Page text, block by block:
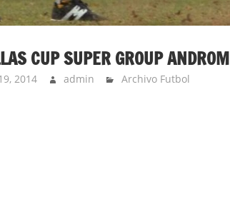
CUP SUPER GROUP
2014 admin Archivo Futbol